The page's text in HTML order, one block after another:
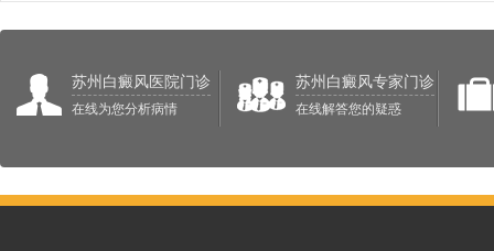
苏州白癜风医院门诊
在线为您分析病情
苏州白癜风专家门诊
在线解答您的疑惑